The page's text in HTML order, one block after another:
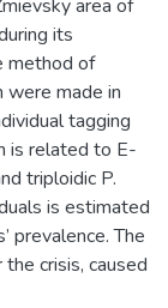
area of
its
method of
were made in
tagging
is related to E-
triploidic P.
is estimated
prevalence. The
crisis, caused